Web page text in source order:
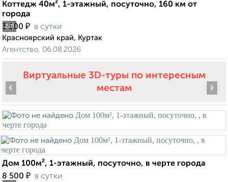
2/8
Коттедж 40м², 1-этажный, посуточно, 160 км от
города
3 500 ₽ в сутки
Красноярский край, Куртак
Агентство, 06.08.2026
Виртуальные 3D-туры по интересным
местам
‹ ›
Дом 100м², 1-этажный, посуточно, в черте города
8 500 ₽ в сутки